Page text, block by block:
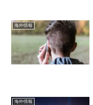
海外情報
海外情報